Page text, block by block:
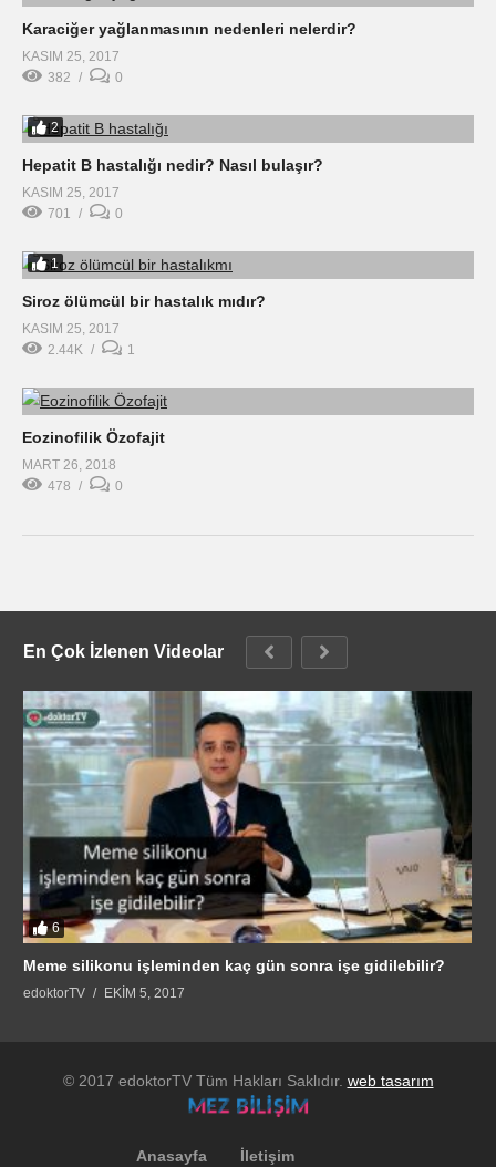
Karaciğer yağlanmasının nedenleri nelerdir?
KASIM 25, 2017
382
0
2
Hepatit B hastalığı nedir? Nasıl bulaşır?
KASIM 25, 2017
701
0
1
Siroz ölümcül bir hastalık mıdır?
KASIM 25, 2017
2.44K
1
Eozinofilik Özofajit
MART 26, 2018
478
0
En Çok İzlenen Videolar
6
Meme silikonu işleminden kaç gün sonra işe gidilebilir?
edoktorTV EKIM 5, 2017
© 2017 edoktorTV Tüm Hakları Saklıdır. web tasarım
Anasayfa İletişim